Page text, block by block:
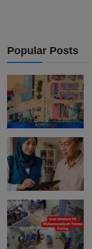
Popular Posts